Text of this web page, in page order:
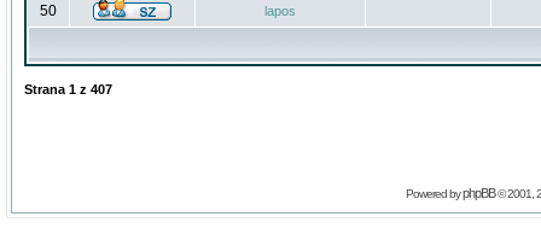
50 lapos
Strana 1 z 407
Powered byphpBB© 2001,